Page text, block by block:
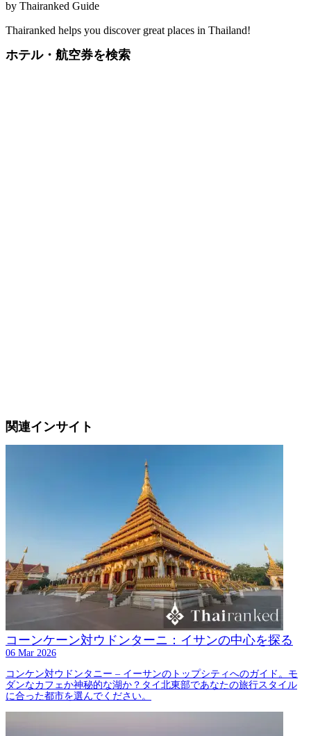
by Thairanked Guide
Thairanked helps you discover great places in Thailand!
ホテル・航空券を検索
関連インサイト
コーンケーン対ウドンターニ：イサンの中心を探る
06 Mar 2026
コンケン対ウドンタニー – イーサンのトップシティへのガイド。モ
ダンなカフェか神秘的な湖か？タイ北東部であなたの旅行スタイル
に合った都市を選んでください。